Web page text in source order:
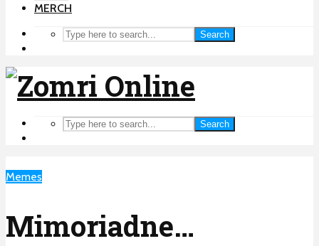
MERCH
Search
Search
Memes
Mimoriadne…